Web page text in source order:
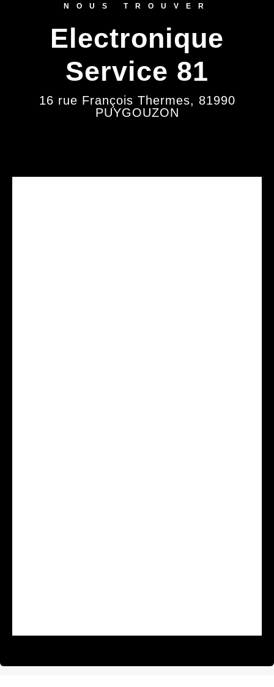
NOUS TROUVER
Electronique
Service 81
16 rue François Thermes, 81990
PUYGOUZON